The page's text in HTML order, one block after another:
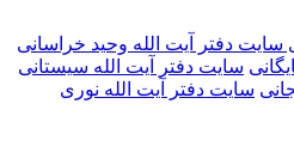
سایت دفتر آیت الله وحید خراسانی
سایت دفتر آیت الله سیستانی
سایت دفتر آیت الله نوری